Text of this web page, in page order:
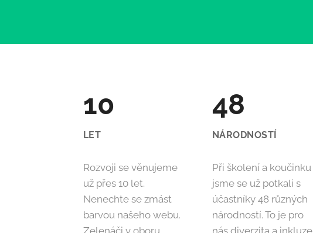
10
LET
Rozvoji se věnujeme
už přes 10 let.
Nenechte se zmást
barvou našeho webu.
48
NÁRODNOSTÍ
Při školení a koučinku
jsme se už potkali s
účastníky 48 různých
národností. To je pro